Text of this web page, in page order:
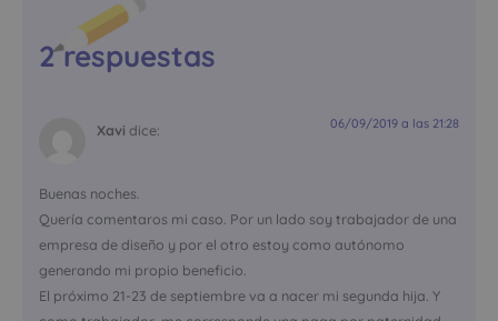
2 respuestas
Xavi dice: 06/09/2019 a las 21:28
Buenas noches.
Quería comentaros mi caso. Por un lado soy trabajador de una
empresa de diseño y por el otro estoy como autónomo
generando mi propio beneficio.
El próximo 21-23 de septiembre va a nacer mi segunda hija. Y